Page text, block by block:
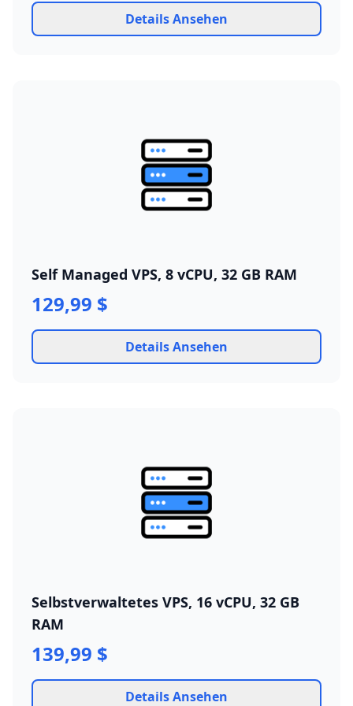
Details Ansehen
Self Managed VPS, 8 vCPU, 32 GB RAM
129,99 $
Details Ansehen
Selbstverwaltetes VPS, 16 vCPU, 32 GB
RAM
139,99 $
Details Ansehen